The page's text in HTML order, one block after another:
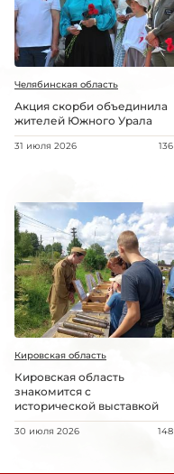
Челябинская область
Акция скорби объединила
жителей Южного Урала
31 июля 2026 136
Кировская область
Кировская область
знакомится с
исторической выставкой
30 июля 2026 148